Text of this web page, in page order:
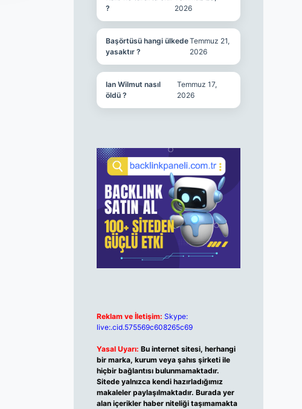
?
2026
Başörtüsü hangi ülkede
yasaktır ?
Temmuz 21,
2026
Ian Wilmut nasıl
öldü ?
Temmuz 17,
2026
Reklam ve İletişim: Skype:
live:.cid.575569c608265c69
Yasal Uyarı: Bu internet sitesi, herhangi
bir marka, kurum veya şahıs şirketi ile
hiçbir bağlantısı bulunmamaktadır.
Sitede yalnızca kendi hazırladığımız
makaleler paylaşılmaktadır. Burada yer
alan içerikler haber niteliği taşımamakta